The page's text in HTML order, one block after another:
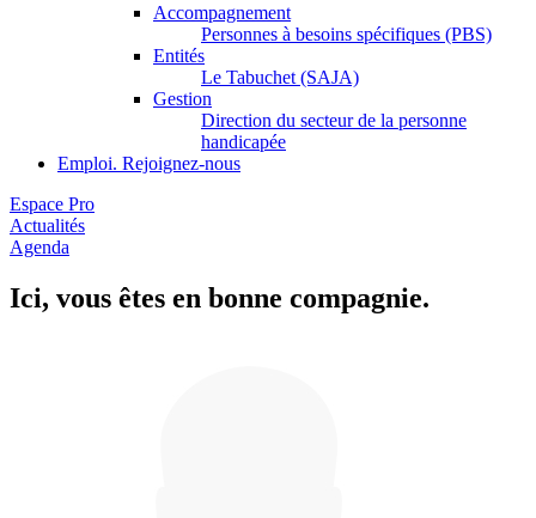
Accompagnement
Personnes à besoins spécifiques (PBS)
Entités
Le Tabuchet (SAJA)
Gestion
Direction du secteur de la personne
handicapée
Emploi. Rejoignez-nous
Espace Pro
Actualités
Agenda
Ici, vous êtes en bonne compagnie.